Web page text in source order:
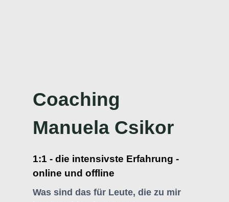
Coaching
Manuela Csikor
1:1 - die intensivste Erfahrung -
online und offline
Was sind das für Leute, die zu mir